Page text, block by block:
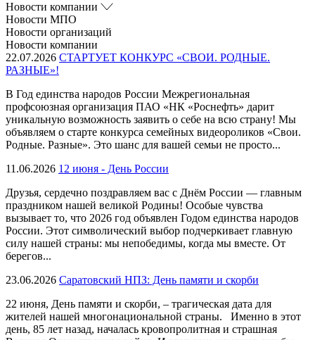
Новости компании
Новости МПО
Новости организаций
Новости компании
22.07.2026 СТАРТУЕТ КОНКУРС «СВОИ. РОДНЫЕ.
РАЗНЫЕ»!
В Год единства народов России Межрегиональная
профсоюзная организация ПАО «НК «Роснефть» дарит
уникальную возможность заявить о себе на всю страну! Мы
объявляем о старте конкурса семейных видеороликов «Свои.
Родные. Разные». Это шанс для вашей семьи не просто...
11.06.2026 12 июня - День России
Друзья, сердечно поздравляем вас с Днём России — главным
праздником нашей великой Родины! Особые чувства
вызывает то, что 2026 год объявлен Годом единства народов
России. Этот символический выбор подчеркивает главную
силу нашей страны: мы непобедимы, когда мы вместе. От
берегов...
23.06.2026 Саратовский НПЗ: День памяти и скорби
22 июня, День памяти и скорби, – трагическая дата для
жителей нашей многонациональной страны. Именно в этот
день, 85 лет назад, началась кровопролитная и страшная